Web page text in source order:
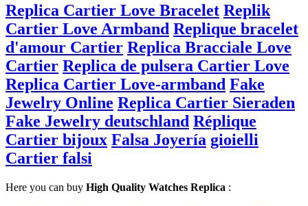
Replica Cartier Love Bracelet Replik
Cartier Love Armband Replique bracelet
d'amour Cartier Replica Bracciale Love
Cartier Replica de pulsera Cartier Love
Replica Cartier Love-armband Fake
Jewelry Online Replica Cartier Sieraden
Fake Jewelry deutschland Réplique
Cartier bijoux Falsa Joyería gioielli
Cartier falsi
Here you can buy High Quality Watches Replica :